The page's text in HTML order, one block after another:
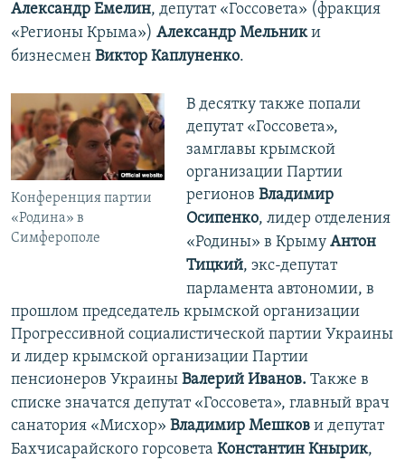
Александр Емелин, депутат «Госсовета» (фракция
«Регионы Крыма») Александр Мельники
бизнесмен Виктор Каплуненко.
Конференция партии
«Родина» в
Симферополе
В десятку также попали
депутат «Госсовета»,
замглавы крымской
организации Партии
регионов Владимир
Осипенко, лидер отделения
«Родины» в Крыму Антон
Тицкий, экс-депутат
парламента автономии, в
прошлом председатель крымской организации
Прогрессивной социалистической партии Украины
и лидер крымской организации Партии
пенсионеров Украины Валерий Иванов. Также в
списке значатся депутат «Госсовета», главный врач
санатория «Мисхор» Владимир Мешков и депутат
Бахчисарайского горсовета Константин Кнырик,